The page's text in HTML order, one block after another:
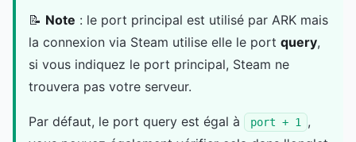
📝 Note : le port principal est utilisé par ARK mais
la connexion via Steam utilise elle le port query,
si vous indiquez le port principal, Steam ne
trouvera pas votre serveur.
Par défaut, le port query est égal à port + 1 ,